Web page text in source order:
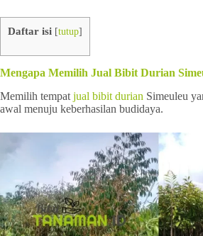
Daftar isi [tutup]
Mengapa Memilih Jual Bibit Durian
Memilih tempat jual bibit durian Simeuleu
awal menuju keberhasilan budidaya.